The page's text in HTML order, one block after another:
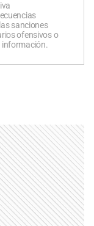
sanciones
ofensivos o
información.